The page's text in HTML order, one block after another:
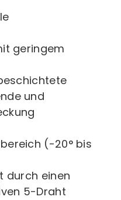
geringem
und
(-20° bis
durch einen
5-Draht